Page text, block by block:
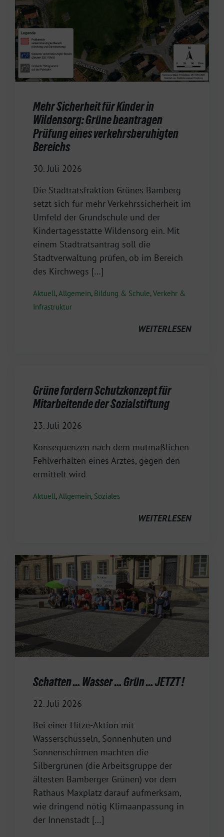
Mehr Sicherheit für Kinder in
Wildensorg: Grüne beantragen
Prüfung eines verkehrsberuhigten
Bereichs
30. Juli 2026
Die Stadtratsfraktion Grünes Bamberg
setzt sich für mehr Verkehrssicherheit im
Umfeld der Grundschule und der
Kindertagesstätte Wildensorg ein. Mit
einem Stadtratsantrag soll die
Stadtverwaltung prüfen, ob im Bereich
des Kirchwegs […]
Aktuell,Allgemein, Bildung & Schule,Verkehr &
Infrastruktur
WEITERLESEN
Grüne fordern Schutzkonzept für
Mitarbeitende der Sozialstiftung
23. Juli 2026
Konsequenzen nach dem mutmaßlichen
Fehlverhalten eines Arztes, gegen den
ermittelt wird
Aktuell,Allgemein, Soziales
WEITERLESEN
Schatten … Wasser … Grün … JETZT !
22. Juli 2026
Bei einer Hitze-Aktion mit
Wasserschüsseln, Sonnenhüten und
Sonnenschirmen machten die
Silbergrünen (die Arbeitsgruppe der
ältesten Bamberger Grünen) vor dem
Rathaus Maxplatz darauf aufmerksam,
wie dringend nötig Klimaanpassung in
der Innenstadt […]